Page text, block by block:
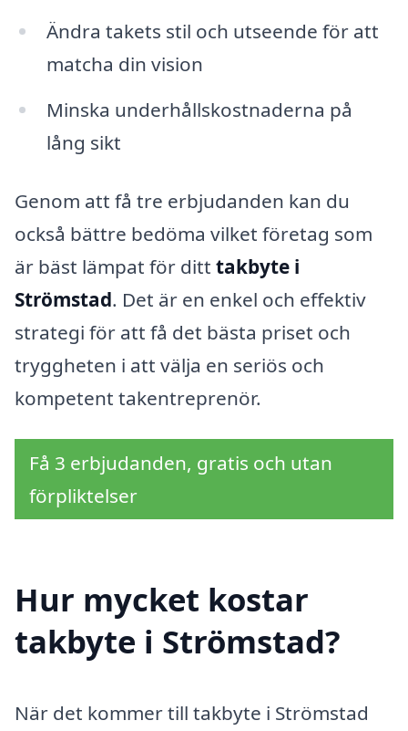
Ändra takets stil och utseende för att
matcha din vision
Minska underhållskostnaderna på
lång sikt
Genom att få tre erbjudanden kan du
också bättre bedöma vilket företag som
är bäst lämpat för ditt takbyte i
Strömstad. Det är en enkel och effektiv
strategi för att få det bästa priset och
tryggheten i att välja en seriös och
kompetent takentreprenör.
Få 3 erbjudanden, gratis och utan
förpliktelser
Hur mycket kostar
takbyte i Strömstad?
När det kommer till takbyte i Strömstad